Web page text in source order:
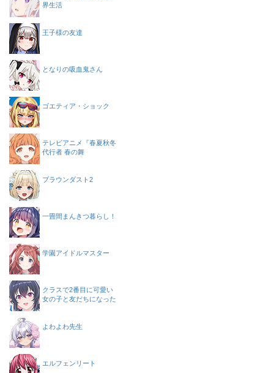
界生活
王子様の友達
となりの吸血鬼さん
ゴエティア・ショック
テレビアニメ『春夏秋冬
代行者 春の舞
ブラウンダスト2
一畳間まんきつ暮らし！
学園アイドルマスター
クラスで2番目に可愛い
女の子と友だちになった
よわよわ先生
エルフェンリート